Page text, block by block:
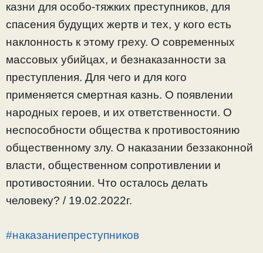
казни для особо-тяжких преступников, для
спасения будущих жертв и тех, у кого есть
наклонность к этому греху. О современных
массовых убийцах, и безнаказанности за
преступления. Для чего и для кого
применяется смертная казнь. О появлении
народных героев, и их ответственности. О
неспособности общества к противостоянию
общественному злу. О наказании беззаконной
власти, общественном сопротивлении и
противостоянии. Что осталось делать
человеку? / 19.02.2022г.
#наказаниепреступников